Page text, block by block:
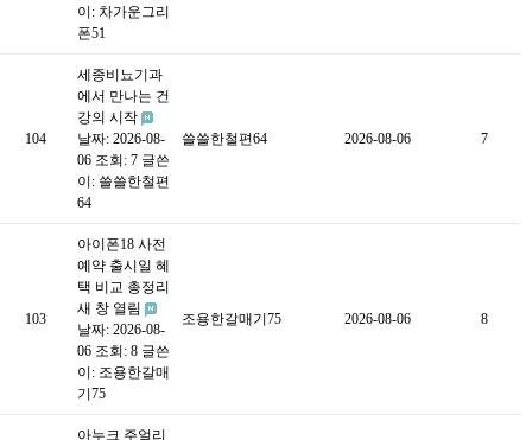
이: 차가운그리
폰51
104
세종비뇨기과
에서 만나는 건
강의 시작
날짜: 2026-08-
06 조회: 7 글쓴
이: 쓸쓸한철편
64
쓸쓸한철편64 2026-08-06 7
103
아이폰18 사전
예약 출시일 혜
택 비교 총정리
새 창 열림
날짜: 2026-08-
06 조회: 8 글쓴
이: 조용한갈매
기75
조용한갈매기75 2026-08-06 8
아누크 주얼리